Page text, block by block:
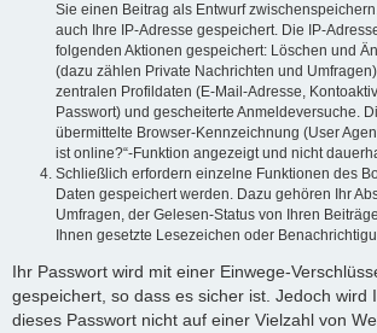
Sie einen Beitrag als Entwurf
auch Ihre IP-Adresse gespeichert. Die IP-
folgenden Aktionen gespeichert: Löschen und
(dazu zählen Private Nachrichten und
zentralen Profildaten (E-Mail-Adresse,
Passwort) und gescheiterte Anmeldeversuche.
übermittelte Browser-Kennzeichnung (User
ist online?“-Funktion angezeigt und nicht
Schließlich erfordern einzelne Funktionen des
Daten gespeichert werden. Dazu gehören Ihr
Umfragen, der Gelesen-Status von Ihren
Ihnen gesetzte Lesezeichen oder
Ihr Passwort wird mit einer Einwege-
gespeichert, so dass es sicher ist. Jedoch wird
dieses Passwort nicht auf einer Vielzahl von